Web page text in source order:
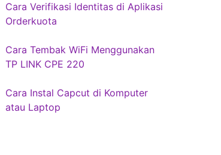
Cara Verifikasi Identitas di Aplikasi
Orderkuota
Cara Tembak WiFi Menggunakan
TP LINK CPE 220
Cara Instal Capcut di Komputer
atau Laptop